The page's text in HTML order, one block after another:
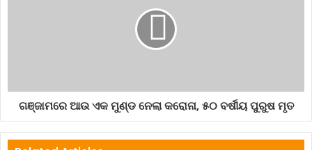
ଗଞ୍ଜାମରେ ଆଉ ଏକ ମୁଣ୍ଡ ନେଲା କରୋନା, ୫୦ ବର୍ଷୀୟ ପୁରୁଷ ମୃତ